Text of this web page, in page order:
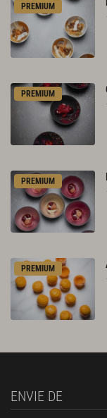
PREMIUM
PREMIUM
PREMIUM
PREMIUM
ENVIE DE